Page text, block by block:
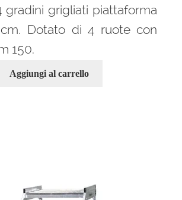
gradini grigliati piattaforma
Dotato di 4 ruote con
150.
Aggiungi al carrello